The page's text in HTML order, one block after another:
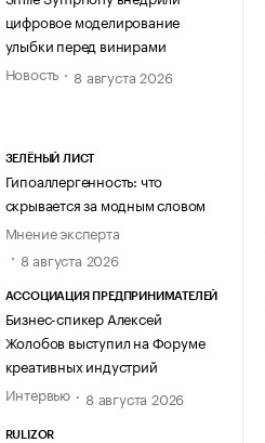
цифровое моделирование
улыбки перед винирами
Новость
8 августа 2026
ЗЕЛЁНЫЙ ЛИСТ
Гипоаллергенность: что
скрывается за модным словом
Мнение эксперта
8 августа 2026
АССОЦИАЦИЯ ПРЕДПРИНИМАТЕЛЕЙ
Бизнес-спикер Алексей
Жолобов выступил на Форуме
креативных индустрий
Интервью
8 августа 2026
RULIZOR